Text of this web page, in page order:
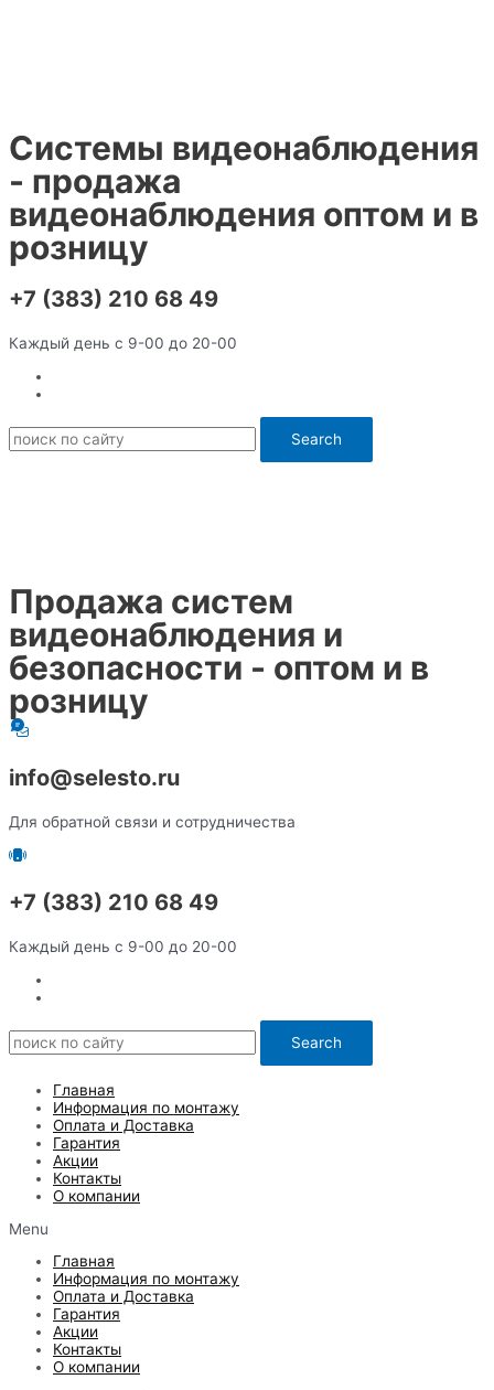
Системы видеонаблюдения
- продажа
видеонаблюдения оптом и в
розницу
+7 (383) 210 68 49
Каждый день с 9-00 до 20-00
Search
Продажа систем
видеонаблюдения и
безопасности - оптом и в
розницу
info@selesto.ru
Для обратной связи и сотрудничества
+7 (383) 210 68 49
Каждый день с 9-00 до 20-00
Search
Главная
Информация по монтажу
Оплата и Доставка
Гарантия
Акции
Контакты
О компании
Menu
Главная
Информация по монтажу
Оплата и Доставка
Гарантия
Акции
Контакты
О компании